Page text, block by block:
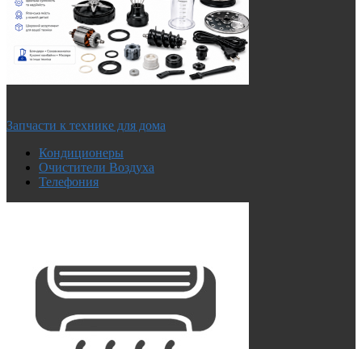
Запчасти к технике для дома
Кондиционеры
Очистители Воздуха
Телефония